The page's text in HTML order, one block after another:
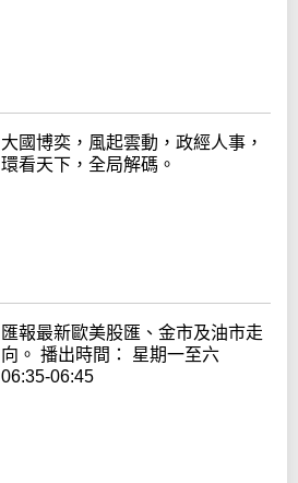
大國博奕，風起雲動，政經人事，
環看天下，全局解碼。
匯報最新歐美股匯、金市及油市走
向。 播出時間： 星期一至六
06:35-06:45